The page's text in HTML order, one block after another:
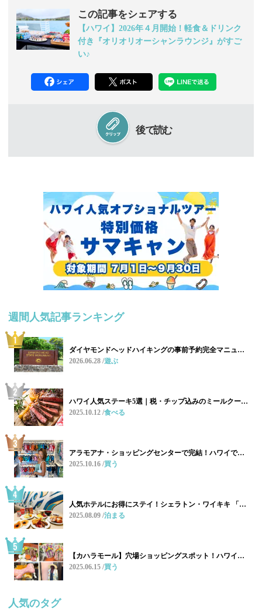
この記事をシェアする
【ハワイ】2026年４月開始！軽食＆ドリンク
付き『オリオリオーシャンラウンジ』がすご
い♪
後で読む
週間人気記事ランキング
ダイヤモンドヘッドハイキングの事前予約完全マニュ…
2026.06.28 遊ぶ
ハワイ人気ステーキ5選｜税・チップ込みのミールクー…
2025.10.12 食べる
アラモアナ・ショッピングセンターで完結！ハワイで…
2025.10.16 買う
人気ホテルにお得にステイ！シェラトン・ワイキキ 「…
2025.08.09 泊まる
【カハラモール】穴場ショッピングスポット！ハワイ…
2025.06.15 買う
人気のタグ